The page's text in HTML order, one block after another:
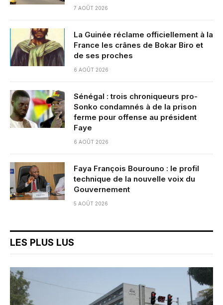
7 AOÛT 2026
La Guinée réclame officiellement à la
France les crânes de Bokar Biro et
de ses proches
6 AOÛT 2026
Sénégal : trois chroniqueurs pro-
Sonko condamnés à de la prison
ferme pour offense au président
Faye
6 AOÛT 2026
Faya François Bourouno : le profil
technique de la nouvelle voix du
Gouvernement
5 AOÛT 2026
LES PLUS LUS